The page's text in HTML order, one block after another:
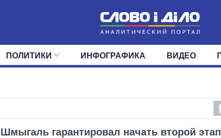
ПОЛИТИКИ ИНФОГРАФИКА ВИДЕО
Шмыгаль гарантировал начать второй этап